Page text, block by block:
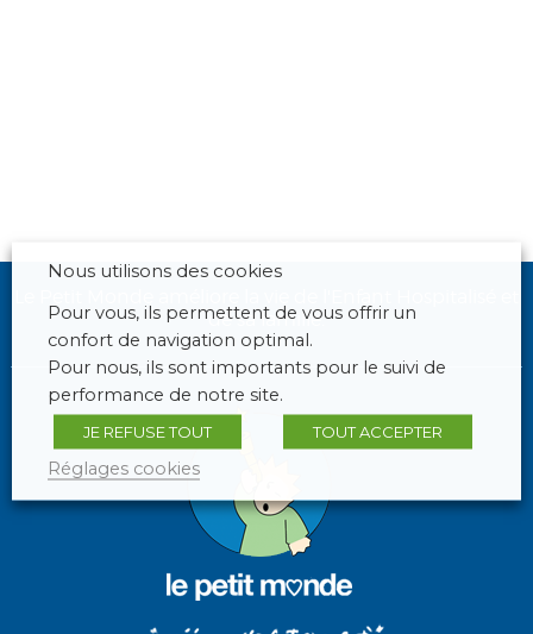
de sa famille.
Nous utilisons des cookies
Pour vous, ils permettent de vous offrir un
confort de navigation optimal.
Pour nous, ils sont importants pour le suivi de
performance de notre site.
JE REFUSE TOUT TOUT ACCEPTER
Réglages cookies